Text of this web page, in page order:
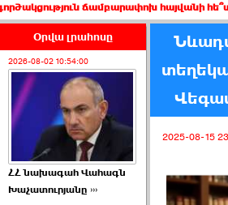
ճամբարափոխ հայվանի հե՞տ
Օրվա լրահոսը
2026-08-02 10:54:00
ՀՀ նախագահ Վահագն
Խաչատուրյանը ›››
2025-08-15